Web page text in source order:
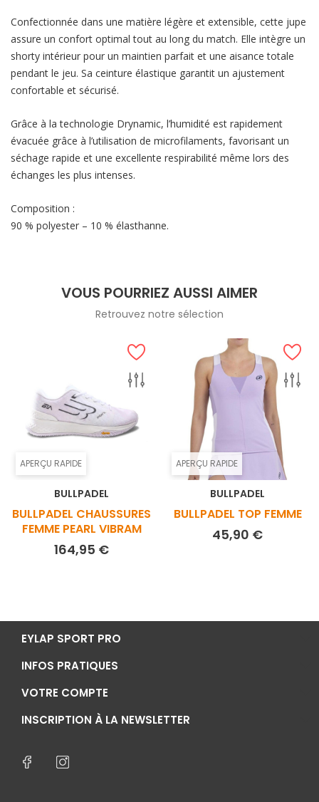
Confectionnée dans une matière légère et extensible, cette jupe
assure un confort optimal tout au long du match. Elle intègre un
shorty intérieur pour un maintien parfait et une aisance totale
pendant le jeu. Sa ceinture élastique garantit un ajustement
confortable et sécurisé.
Grâce à la technologie Drynamic, l’humidité est rapidement
évacuée grâce à l’utilisation de microfilaments, favorisant un
séchage rapide et une excellente respirabilité même lors des
échanges les plus intenses.
Composition :
90 % polyester – 10 % élasthanne.
VOUS POURRIEZ AUSSI AIMER
Retrouvez notre sélection
APERÇU RAPIDE
BULLPADEL
BULLPADEL CHAUSSURES
FEMME PEARL VIBRAM
164,95 €Prix
APERÇU RAPIDE
BULLPADEL
BULLPADEL TOP FEMME
45,90 €Prix
EYLAP SPORT PRO
INFOS PRATIQUES
VOTRE COMPTE
INSCRIPTION À LA NEWSLETTER